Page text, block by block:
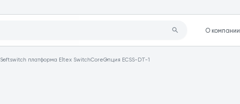
О компании
Softswitch платформа Eltex SwitchCoreОпция ECSS-DT-1